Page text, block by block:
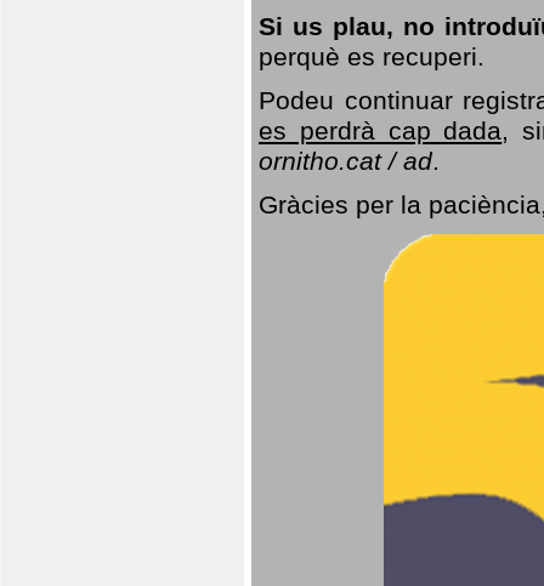
Si us plau, no
perquè es recuperi.
Podeu continuar
es perdrà cap dada,
ornitho.cat / ad.
Gràcies per la